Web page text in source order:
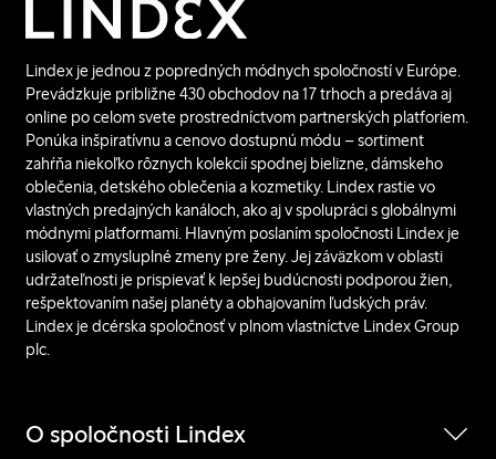
Lindex je jednou z popredných módnych spoločností v Európe.
Prevádzkuje približne 430 obchodov na 17 trhoch a predáva aj
online po celom svete prostredníctvom partnerských platforiem.
Ponúka inšpiratívnu a cenovo dostupnú módu – sortiment
zahŕňa niekoľko rôznych kolekcií spodnej bielizne, dámskeho
oblečenia, detského oblečenia a kozmetiky. Lindex rastie vo
vlastných predajných kanáloch, ako aj v spolupráci s globálnymi
módnymi platformami. Hlavným poslaním spoločnosti Lindex je
usilovať o zmysluplné zmeny pre ženy. Jej záväzkom v oblasti
udržateľnosti je prispievať k lepšej budúcnosti podporou žien,
rešpektovaním našej planéty a obhajovaním ľudských práv.
Lindex je dcérska spoločnosť v plnom vlastníctve Lindex Group
plc.
O spoločnosti Lindex